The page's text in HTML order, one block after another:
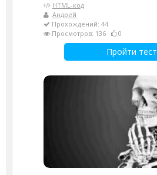
HTML-код
Андрей
Прохождений: 44
Просмотров: 136
0
Пройти тест